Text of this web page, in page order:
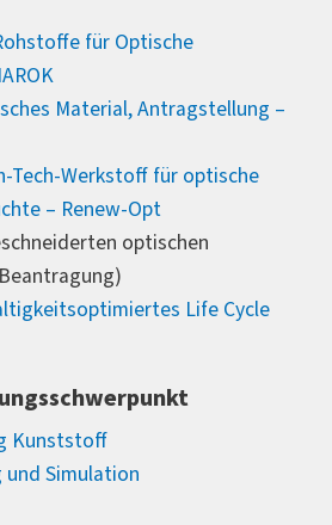
für Optische
Material, Antragstellung –
Tech-Werkstoff für optische
– Renew-Opt
optischen
Life Cycle
Kunststoff
Simulation